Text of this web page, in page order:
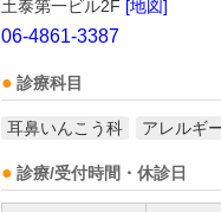
土泰第一ビル2F [地図]
06-4861-3387
診療科目
耳鼻いんこう科 アレルギ
診療/受付時間・休診日